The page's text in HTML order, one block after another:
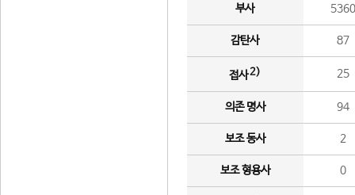
부사 5360
감탄사 87
접사2) 25
의존 명사 94
보조 동사 2
보조 형용사 0